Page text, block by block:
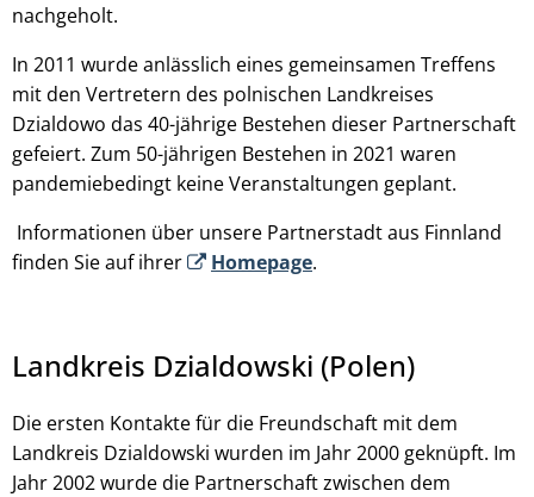
nachgeholt.
In 2011 wurde anlässlich eines gemeinsamen Treffens
mit den Vertretern des polnischen Landkreises
Dzialdowo das 40-jährige Bestehen dieser Partnerschaft
gefeiert. Zum 50-jährigen Bestehen in 2021 waren
pandemiebedingt keine Veranstaltungen geplant.
Informationen über unsere Partnerstadt aus Finnland
finden Sie auf ihrer
Homepage.
Landkreis Dzialdowski (Polen)
Die ersten Kontakte für die Freundschaft mit dem
Landkreis Dzialdowski wurden im Jahr 2000 geknüpft. Im
Jahr 2002 wurde die Partnerschaft zwischen dem